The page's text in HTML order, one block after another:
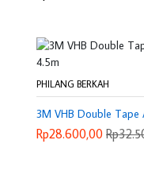
PHILANG BERKAH
3M VHB Double Tape
Rp28.600,00